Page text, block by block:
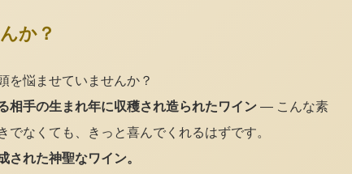
か？
を悩ませていませんか？
相手の生まれ年に収穫され造られたワイン — こんな素
なくても、きっと喜んでくれるはずです。
された神聖なワイン。